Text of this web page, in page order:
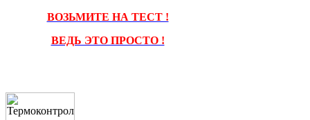
ВОЗЬМИТЕ НА ТЕСТ !
ВЕДЬ ЭТО ПРОСТО !